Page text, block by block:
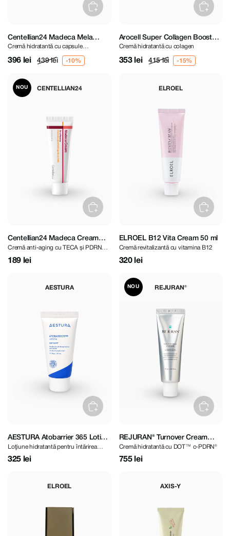
Centellian24 Madeca Mela
Capture Ampoule Capsule
Cream 55 ml
Cremă hidratantă cu capsule
396 lei 439 lei
Arocell Super Collagen Booster
Cream 50 g
Cremă hidratantă cu colagen
353 lei 415 lei
CENTELLIAN24
NOU
Centellian24 Madeca Cream
Time Reverse Mini 15 ml
Cremă anti-aging cu TECA și PDRN
pentru regenerare și repararea barierei
cutanate
189 lei
ELROEL
ELROEL B12 Vita Cream 50 ml
Cremă revitalizantă cu vitamina B12
320 lei
AESTURA
AESTURA Atobarrier 365 Lotion
30 ml
Loţiune hidratantă pentru întărirea
barierei cutanate
325 lei
REJURAN®
NOU
REJURAN® Turnover Cream
Enhanced DOT™ c-PDRN® 50
ml
Cremă hidratantă cu DOT™ c-PDRN®
755 lei
ELROEL AXIS-Y